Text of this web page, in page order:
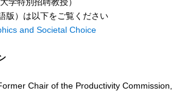
版）は以下をご覧ください
and Societal Choice
Chair of the Productivity Commission,